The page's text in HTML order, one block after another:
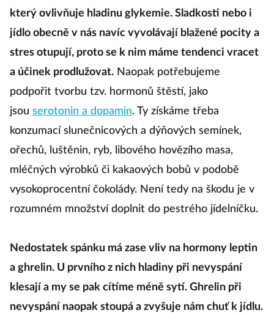
který ovlivňuje hladinu glykemie. Sladkosti nebo i
jídlo obecně v nás navíc vyvolávají blažené pocity a
stres otupují, proto se k nim máme tendenci vracet
a účinek prodlužovat. Naopak potřebujeme
podpořit tvorbu tzv. hormonů štěstí, jako
jsou serotonin a dopamin. Ty získáme třeba
konzumací slunečnicových a dýňových semínek,
ořechů, luštěnin, ryb, libového hovězího masa,
mléčných výrobků či kakaových bobů v podobě
vysokoprocentní čokolády. Není tedy na škodu je v
rozumném množství doplnit do pestrého jídelníčku.
Nedostatek spánku má zase vliv na hormony leptin
a ghrelin. U prvního z nich hladiny při nevyspání
klesají a my se pak cítíme méně sytí. Ghrelin při
nevyspání naopak stoupá a zvyšuje nám chuť k jídlu.